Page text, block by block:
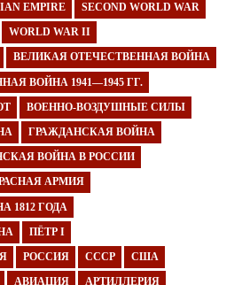
EMPIRE SECOND WORLD WAR
WORLD WAR II
ВЕЛИКАЯ ОТЕЧЕСТВЕННАЯ ВОЙНА
ВОЙНА 1941—1945 ГГ.
ВОЕННО-ВОЗДУШНЫЕ СИЛЫ
ГРАЖДАНСКАЯ ВОЙНА
ВОЙНА В РОССИИ
АРМИЯ
1812 ГОДА
ПЁТР I
РОССИЯ СССР США
АВИАЦИЯ АРТИЛЛЕРИЯ